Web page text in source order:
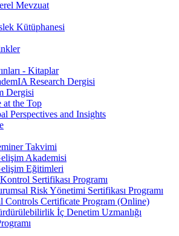
Mevzuat
Kütüphanesi
- Kitaplar
Research Dergisi
Dergisi
the Top
Perspectives and Insights
Takvimi
Akademisi
Eğitimleri
Sertifikası Programı
Risk Yönetimi Sertifikası Programı
Controls Certificate Program (Online)
İç Denetim Uzmanlığı